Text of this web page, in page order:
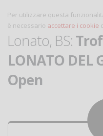
Per utilizzare questa
è necessario accettare i cookie
Lonato, BS:
LONATO DEL
Open